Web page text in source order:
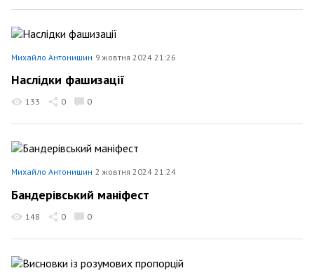
Михайло Антонишин 9 жовтня 2024 21:26
Наслідки фашизації
133 0 0
Михайло Антонишин 2 жовтня 2024 21:24
Бандерівський маніфест
148 0 0